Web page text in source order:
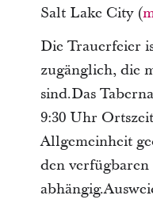
Salt Lake City (
Die Trauerfeier
zugänglich, die
sind.Das
9:30 Uhr
Allgemeinheit
den